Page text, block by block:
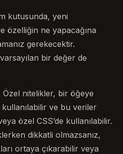
kutusunda, yeni
özelliğin ne yapacağına
gerekecektir.
bir değer de
Özel nitelikler, bir öğeye
ve bu veriler
özel CSS’de kullanılabilir.
dikkatli olmazsanız,
ortaya çıkarabilir veya